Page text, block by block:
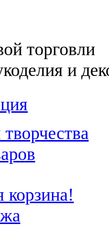
торговли
и
корзина!